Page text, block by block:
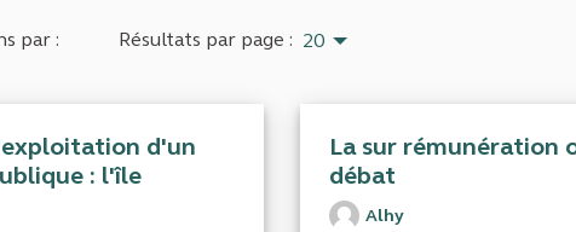
par :
Résultats par page : 20
d'un
: l'île
La sur rémunération
débat
Alhy